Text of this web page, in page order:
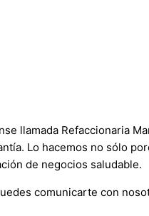
llamada Refaccionaria
Lo hacemos no sólo
de negocios saludable.
comunicarte con